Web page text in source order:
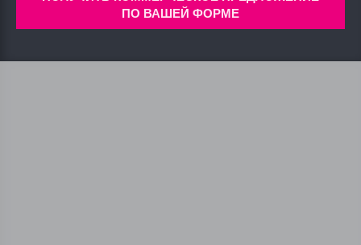
ПО ВАШЕЙ ФОРМЕ